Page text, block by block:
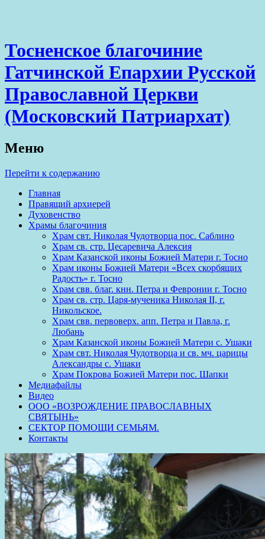
Тосненское благочиние
Гатчинской Епархии Русской
Православной Церкви
(Московский Патриархат)
Меню
Перейти к содержанию
Главная
Правящий архиерей
Духовенство
Храмы благочиния
Храм свт. Николая Чудотворца пос. Саблино
Храм св. стр. Цесаревича Алексия
Храм Казанской иконы Божией Матери г. Тосно
Храм иконы Божией Матери «Всех скорбящих
Радость» г. Тосно
Храм свв. благ. кнн. Петра и Февронии г. Тосно
Храм св. стр. Царя-мученика Николая II, г.
Никольское.
Храм свв. первоверх. апп. Петра и Павла, г.
Любань
Храм Казанской иконы Божией Матери с. Ушаки
Храм свт. Николая Чудотворца и св. мч. царицы
Александры с. Ушаки
Храм Покрова Божией Матери пос. Шапки
Медиафайлы
Видео
ООО «ВОЗРОЖДЕНИЕ ПРАВОСЛАВНЫХ
СВЯТЫНЬ»
СЕКТОР ПОМОЩИ СЕМЬЯМ.
Контакты